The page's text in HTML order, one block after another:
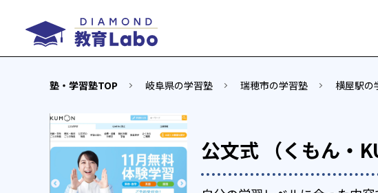
塾・学習塾TOP 岐阜県の学習塾 瑞穂市の学習塾 横屋駅の
公文式 （くもん・